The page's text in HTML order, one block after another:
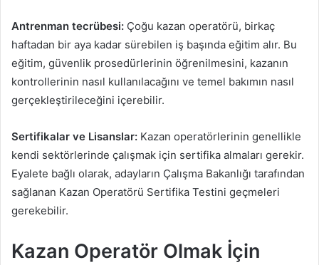
Antrenman tecrübesi: Çoğu kazan operatörü, birkaç
haftadan bir aya kadar sürebilen iş başında eğitim alır. Bu
eğitim, güvenlik prosedürlerinin öğrenilmesini, kazanın
kontrollerinin nasıl kullanılacağını ve temel bakımın nasıl
gerçekleştirileceğini içerebilir.
Sertifikalar ve Lisanslar: Kazan operatörlerinin genellikle
kendi sektörlerinde çalışmak için sertifika almaları gerekir.
Eyalete bağlı olarak, adayların Çalışma Bakanlığı tarafından
sağlanan Kazan Operatörü Sertifika Testini geçmeleri
gerekebilir.
Kazan Operatör Olmak İçin